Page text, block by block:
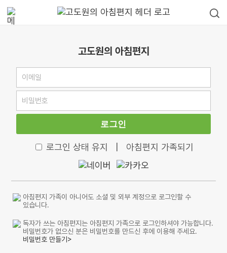
고도원의 아침편지
로그인
로그인 상태 유지 아침편지 가족되기
아침편지 가족이 아니어도 소셜 및 외부 계정으로 로그인할 수
있습니다.
독자가 쓰는 아침편지는 아침편지 가족으로 로그인하셔야 가능합니다.
비밀번호가 없으신 분은 비밀번호를 만드신 후에 이용해 주세요.
비밀번호 만들기>